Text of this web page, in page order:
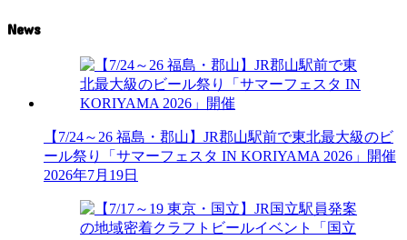
News
【7/24～26 福島・郡山】JR郡山駅前で東北最大級のビ
ール祭り「サマーフェスタ IN KORIYAMA 2026」開催
2026年7月19日